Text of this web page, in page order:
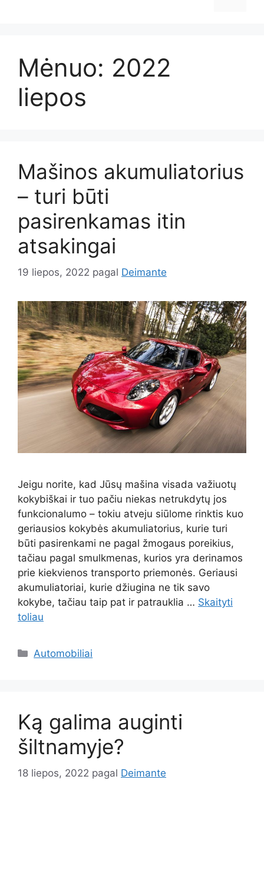
Mėnuo: 2022
liepos
Mašinos akumuliatorius
– turi būti
pasirenkamas itin
atsakingai
19 liepos, 2022 pagal Deimante
Jeigu norite, kad Jūsų mašina visada važiuotų
kokybiškai ir tuo pačiu niekas netrukdytų jos
funkcionalumo – tokiu atveju siūlome rinktis kuo
geriausios kokybės akumuliatorius, kurie turi
būti pasirenkami ne pagal žmogaus poreikius,
tačiau pagal smulkmenas, kurios yra derinamos
prie kiekvienos transporto priemonės. Geriausi
akumuliatoriai, kurie džiugina ne tik savo
kokybe, tačiau taip pat ir patrauklia … Skaityti
toliau
Kategorijos
Automobiliai
Ką galima auginti
šiltnamyje?
18 liepos, 2022 pagal Deimante